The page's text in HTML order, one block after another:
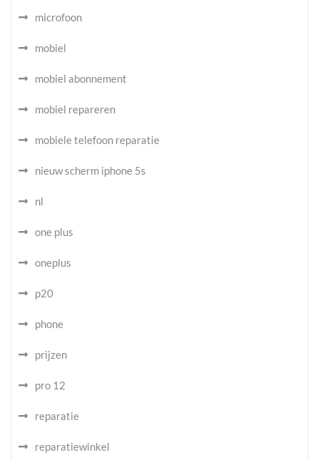
microfoon
mobiel
mobiel abonnement
mobiel repareren
mobiele telefoon reparatie
nieuw scherm iphone 5s
nl
one plus
oneplus
p20
phone
prijzen
pro 12
reparatie
reparatiewinkel